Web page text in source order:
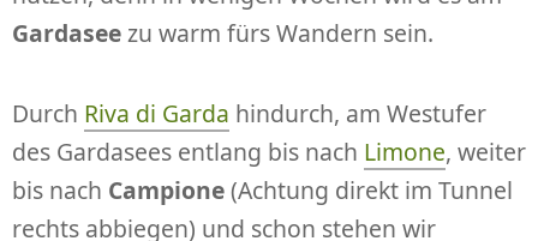
Gardaseezu warm fürs Wandern sein.
Durch Riva di Garda hindurch, am Westufer
des Gardasees entlang bis nach Limone, weiter
bis nach Campione(Achtung direkt im Tunnel
rechts abbiegen) und schon stehen wir